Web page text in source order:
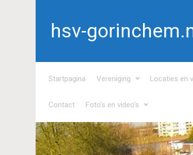
hsv-
Startpagina Vereniging Locaties en
Contact Foto’s en video’s